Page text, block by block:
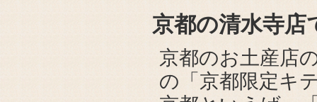
京都の清水寺店
京都のお土産店
の「京都限定キ